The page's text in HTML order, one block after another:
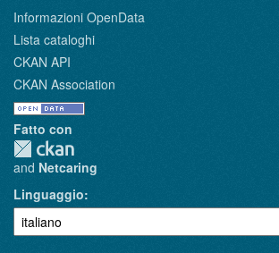
Informazioni OpenData
Lista cataloghi
CKAN API
CKAN Association
Fatto con
and Netcaring
Linguaggio